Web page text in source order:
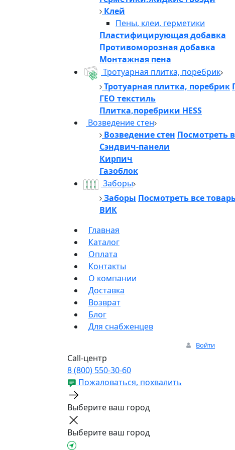
Клей
Пены, клеи, герметики
Пластифицирующая добавка
Противоморозная добавка
Монтажная пена
Тротуарная плитка, поребрик
Тротуарная плитка, поребрик
ГЕО текстиль
Плитка,поребрики HESS
Возведение стен
Возведение стен Посмотреть
Сэндвич-панели
Кирпич
Газоблок
Заборы
Заборы Посмотреть все
ВИК
Главная
Каталог
Оплата
Контакты
О компании
Доставка
Возврат
Блог
Для снабженцев
Войти
Call-центр
8 (800) 550-30-60
Пожаловаться, похвалить
Выберите ваш город
Выберите ваш город